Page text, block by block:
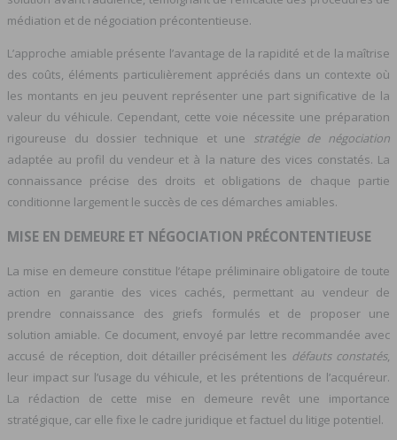
médiation et de négociation précontentieuse.
L’approche amiable présente l’avantage de la rapidité et de la maîtrise
des coûts, éléments particulièrement appréciés dans un contexte où
les montants en jeu peuvent représenter une part significative de la
valeur du véhicule. Cependant, cette voie nécessite une préparation
rigoureuse du dossier technique et une stratégie de négociation
adaptée au profil du vendeur et à la nature des vices constatés. La
connaissance précise des droits et obligations de chaque partie
conditionne largement le succès de ces démarches amiables.
MISE EN DEMEURE ET NÉGOCIATION PRÉCONTENTIEUSE
La mise en demeure constitue l’étape préliminaire obligatoire de toute
action en garantie des vices cachés, permettant au vendeur de
prendre connaissance des griefs formulés et de proposer une
solution amiable. Ce document, envoyé par lettre recommandée avec
accusé de réception, doit détailler précisément les défauts constatés,
leur impact sur l’usage du véhicule, et les prétentions de l’acquéreur.
La rédaction de cette mise en demeure revêt une importance
stratégique, car elle fixe le cadre juridique et factuel du litige potentiel.